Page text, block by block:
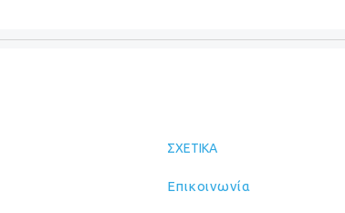
ΣΧΕΤΙΚΆ
Επικοινωνία